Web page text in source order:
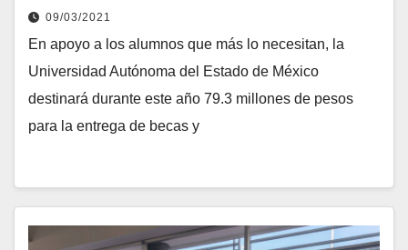
09/03/2021
En apoyo a los alumnos que más lo necesitan, la
Universidad Autónoma del Estado de México
destinará durante este año 79.3 millones de pesos
para la entrega de becas y